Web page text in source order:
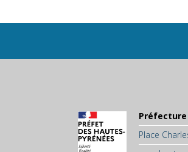
Préfecture
Place